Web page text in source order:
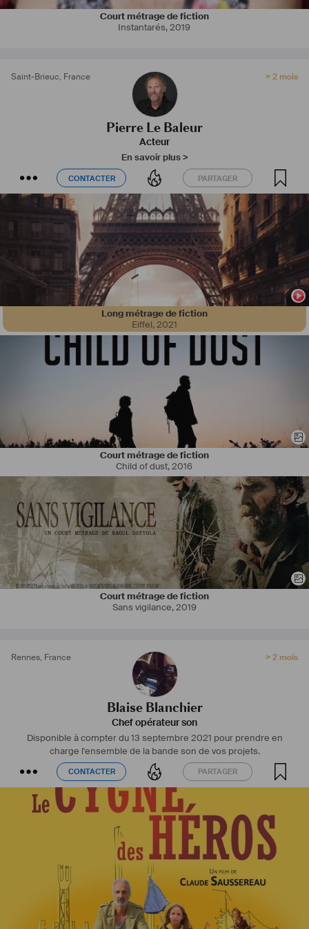
Court métrage de fiction
Instantarés,2019
Saint-Brieuc, France > 2 mois
Pierre Le Baleur
Acteur
En savoir plus >
CONTACTER PARTAGER
CONTACTER PARTAGER
Long métrage de fiction
Eiffel,2021
Court métrage de fiction
Child of dust,2016
Court métrage de fiction
Sans vigilance,2019
Rennes, France > 2 mois
Blaise Blanchier
Chef opérateur son
Disponible à compter du 13 septembre 2021 pour prendre en
charge l'ensemble de la bande son de vos projets.
CONTACTER PARTAGER
CONTACTER PARTAGER